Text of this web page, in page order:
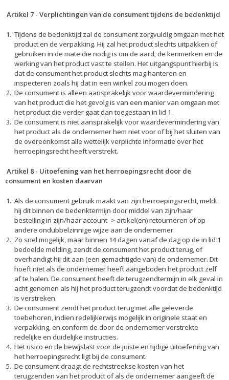
Artikel 7 - Verplichtingen van de consument tijdens de bedenktijd
Tijdens de bedenktijd zal de consument zorgvuldig omgaan met het
product en de verpakking. Hij zal het product slechts uitpakken of
gebruiken in de mate die nodig is om de aard, de kenmerken en de
werking van het product vast te stellen. Het uitgangspunt hierbij is
dat de consument het product slechts mag hanteren en
inspecteren zoals hij dat in een winkel zou mogen doen.
De consument is alleen aansprakelijk voor waardevermindering
van het product die het gevolg is van een manier van omgaan met
het product die verder gaat dan toegestaan in lid 1.
De consument is niet aansprakelijk voor waardevermindering van
het product als de ondernemer hem niet voor of bij het sluiten van
de overeenkomst alle wettelijk verplichte informatie over het
herroepingsrecht heeft verstrekt.
Artikel 8- Uitoefening van het herroepingsrecht door de
consument en kosten daarvan
Als de consument gebruik maakt van zijn herroepingsrecht, meldt
hij dit binnen de bedenktermijn door middel van zijn/haar
bestelling in zijn/haar account -> artikel(en) retourneren of op
andere ondubbelzinnige wijze aan de ondernemer.
Zo snel mogelijk, maar binnen 14 dagen vanaf de dag op de in lid 1
bedoelde melding, zendt de consument het product terug, of
overhandigt hij dit aan (een gemachtigde van) de ondernemer. Dit
hoeft niet als de ondernemer heeft aangeboden het product zelf
af te halen. De consument heeft de terugzendtermijn in elk geval in
acht genomen als hij het product terugzendt voordat de bedenktijd
is verstreken.
De consument zendt het product terug met alle geleverde
toebehoren, indien redelijkerwijs mogelijk in originele staat en
verpakking, en conform de door de ondernemer verstrekte
redelijke en duidelijke instructies.
Het risico en de bewijslast voor de juiste en tijdige uitoefening van
het herroepingsrecht ligt bij de consument.
De consument draagt de rechtstreekse kosten van het
terugzenden van het product of als de ondernemer aangeeft de